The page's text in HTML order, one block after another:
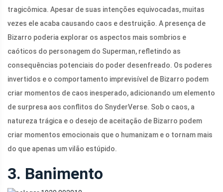
tragicômica. Apesar de suas intenções equivocadas, muitas
vezes ele acaba causando caos e destruição. A presença de
Bizarro poderia explorar os aspectos mais sombrios e
caóticos do personagem do Superman, refletindo as
consequências potenciais do poder desenfreado. Os poderes
invertidos e o comportamento imprevisível de Bizarro podem
criar momentos de caos inesperado, adicionando um elemento
de surpresa aos conflitos do SnyderVerse. Sob o caos, a
natureza trágica e o desejo de aceitação de Bizarro podem
criar momentos emocionais que o humanizam e o tornam mais
do que apenas um vilão estúpido.
3. Banimento